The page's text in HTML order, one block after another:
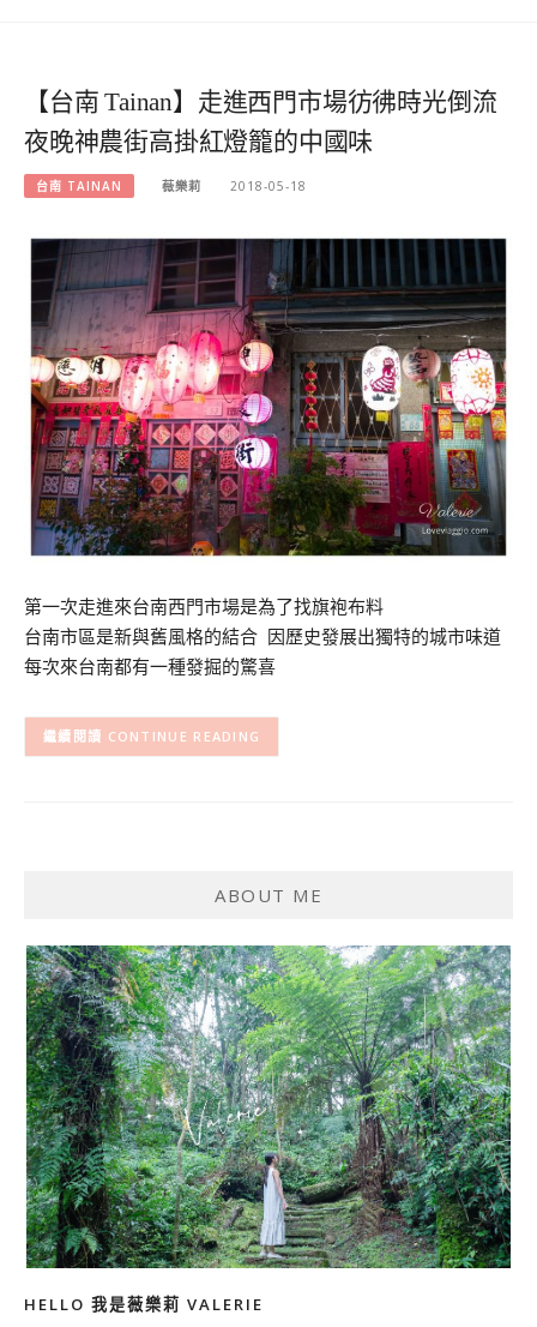
【台南 Tainan】走進西門市場彷彿時光倒流
夜晚神農街高掛紅燈籠的中國味
台南 TAINAN 薇樂莉 2018-05-18
第一次走進來台南西門市場是為了找旗袍布料
台南市區是新與舊風格的結合 因歷史發展出獨特的城市味道
每次來台南都有一種發掘的驚喜
CONTINUE READING
ABOUT ME
HELLO 我是薇樂莉 VALERIE